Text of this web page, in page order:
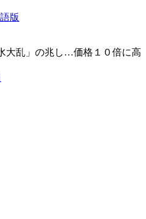
版
大乱」の兆し…価格１０倍に高